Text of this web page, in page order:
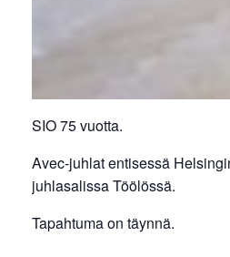
SIO 75 vuotta.
Avec-juhlat entisessä
juhlasalissa Töölössä.
Tapahtuma on täynnä.